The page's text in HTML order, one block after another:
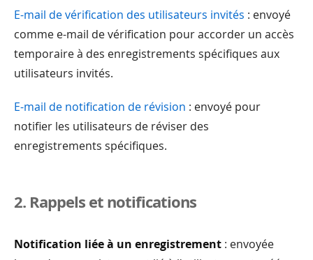
E-mail de vérification des utilisateurs invités : envoyé
comme e-mail de vérification pour accorder un accès
temporaire à des enregistrements spécifiques aux
utilisateurs invités.
E-mail de notification de révision : envoyé pour
notifier les utilisateurs de réviser des
enregistrements spécifiques.
2. Rappels et notifications
Notification liée à un enregistrement : envoyée